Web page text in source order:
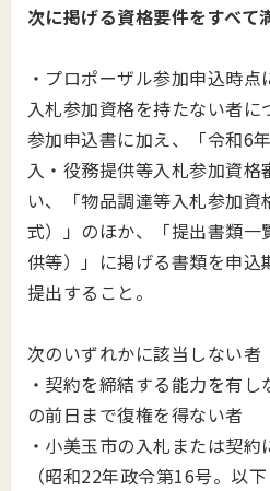
次に掲げる資格要件をすべて
・プロポーザル参加申込時
⼊札参加資格を持たない者
参加申込書に加え、「令和6
入・役務提供等⼊札参加資
い、「物品調達等⼊札参加
式）」のほか、「提出書類⼀
供等）」に掲げる書類を申込
提出すること。
次のいずれかに該当しない者
・契約を締結する能⼒を有
の前⽇まで復権を得ない者
・小美玉市の入札または契
（昭和22年政令第16号。以